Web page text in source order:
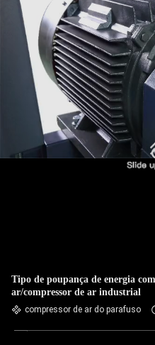
Tipo de poupança de energia
ar/compressor de ar industrial
compressor de ar do parafuso